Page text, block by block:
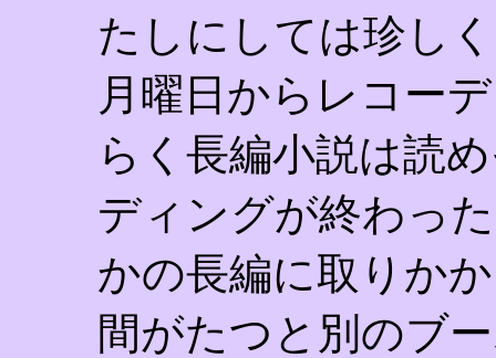
たしにしては珍し
月曜日からレコー
らく長編小説は読
ディングが終わっ
かの長編に取りか
間がたつと別のブ